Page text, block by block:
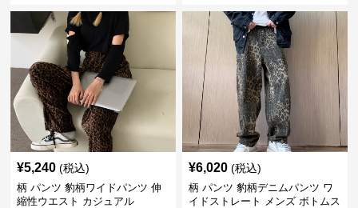
¥5,240 (税込)
柄 パンツ 豹柄ワイドパンツ 伸
縮性ウエスト カジュアル
¥6,020 (税込)
柄 パンツ 豹柄デニムパンツ ワ
イドストレート メンズ ボトムス